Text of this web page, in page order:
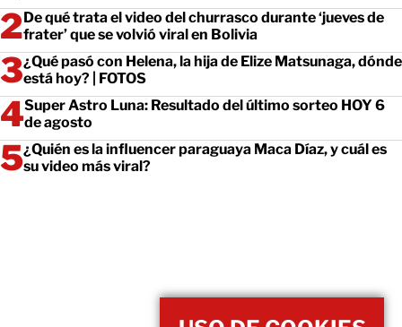
De qué trata el video del churrasco durante ‘jueves de
frater’ que se volvió viral en Bolivia
¿Qué pasó con Helena, la hija de Elize Matsunaga, dónde
está hoy? | FOTOS
Super Astro Luna: Resultado del último sorteo HOY 6
de agosto
¿Quién es la influencer paraguaya Maca Díaz, y cuál es
su video más viral?